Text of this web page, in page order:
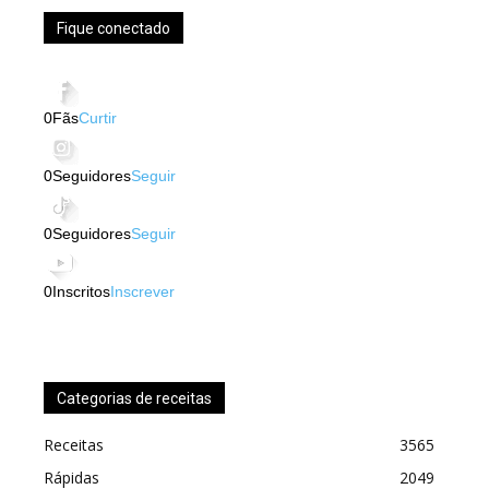
Fique conectado
0FãsCurtir
0SeguidoresSeguir
0SeguidoresSeguir
0InscritosInscrever
Categorias de receitas
Receitas
3565
Rápidas
2049